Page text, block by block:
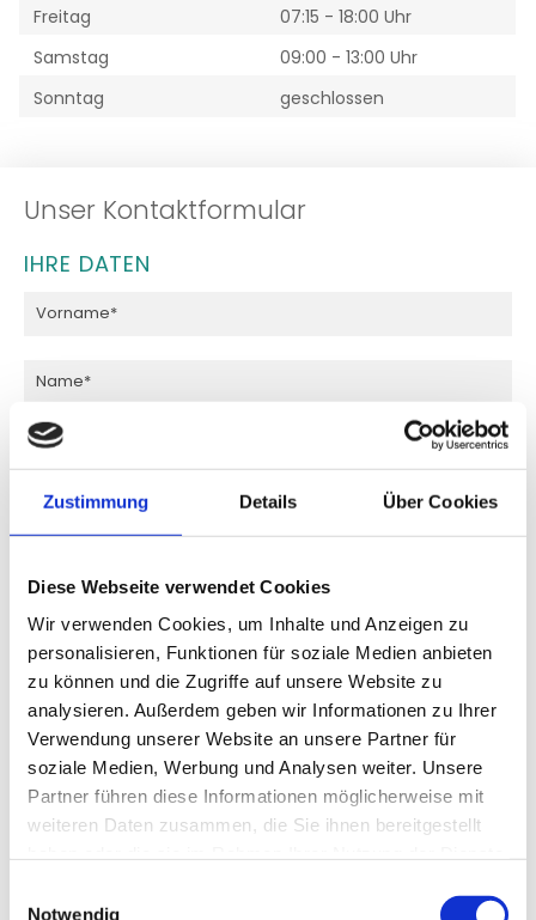
Zustimmung Details Über Cookies
Diese Webseite verwendet Cookies
Wir verwenden Cookies, um Inhalte und Anzeigen zu
personalisieren, Funktionen für soziale Medien anbieten
zu können und die Zugriffe auf unsere Website zu
analysieren. Außerdem geben wir Informationen zu Ihrer
Verwendung unserer Website an unsere Partner für
soziale Medien, Werbung und Analysen weiter. Unsere
Partner führen diese Informationen möglicherweise mit
weiteren Daten zusammen, die Sie ihnen bereitgestellt
Notwendig
Freitag
07:15 - 18:00 Uhr
Samstag
09:00 - 13:00 Uhr
Sonntag
geschlossen
Unser Kontaktformular
IHRE DATEN
IHRE NACHRICHT
Ich habe die Datenschutzerklärung zur
Kenntnis genommen. Ich stimme einer
elektronischen Speicherung und Verarbeitung
meiner eingegebenen Daten zur Beantwortung
meiner Anfrage zu. *